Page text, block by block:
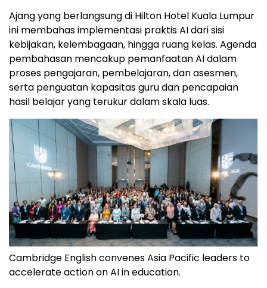
Ajang yang berlangsung di Hilton Hotel Kuala Lumpur
ini membahas implementasi praktis AI dari sisi
kebijakan, kelembagaan, hingga ruang kelas. Agenda
pembahasan mencakup pemanfaatan AI dalam
proses pengajaran, pembelajaran, dan asesmen,
serta penguatan kapasitas guru dan pencapaian
hasil belajar yang terukur dalam skala luas.
Cambridge English convenes Asia Pacific leaders to
accelerate action on AI in education.